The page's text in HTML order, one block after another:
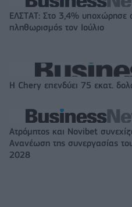
ΕΛΣΤΑΤ: Στο 3,4% υποχώρησε
πληθωρισμός τον Ιούλιο
Η Chery επενδύει 75 εκατ.
Ατρόμητος και Novibet
Ανανέωση της συνεργασίας
2028